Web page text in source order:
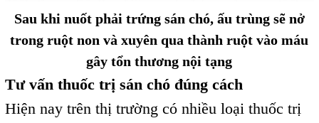
Sau khi nuốt phải trứng sán chó, ấu trùng sẽ nở
trong ruột non và xuyên qua thành ruột vào máu
gây tổn thương nội tạng
Tư vấn thuốc trị sán chó đúng cách
Hiện nay trên thị trường có nhiều loại thuốc trị